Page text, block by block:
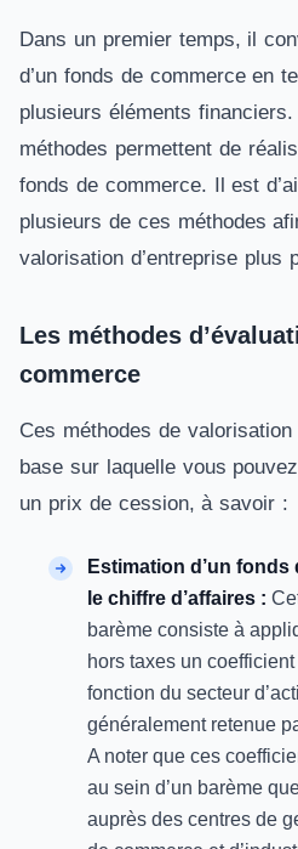
Dans un premier temps, il
d’un fonds de commerce en
plusieurs éléments
méthodes permettent de
fonds de commerce. Il est
plusieurs de ces méthodes
valorisation d’entreprise plus
Les méthodes
commerce
Ces méthodes de valorisation
base sur laquelle vous
un prix de cession, à savoir :
Estimation d’un
le chiffre d’affaires :
barème consiste à
hors taxes un
fonction du secteur
généralement retenue
A noter que ces
au sein d’un barème
auprès des centres de